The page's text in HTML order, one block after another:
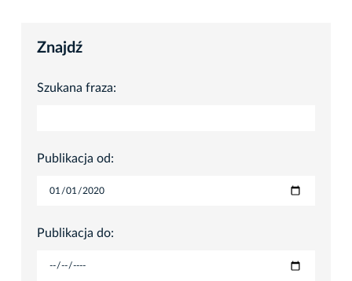
Znajdź
Szukana fraza:
Publikacja od:
Publikacja do: